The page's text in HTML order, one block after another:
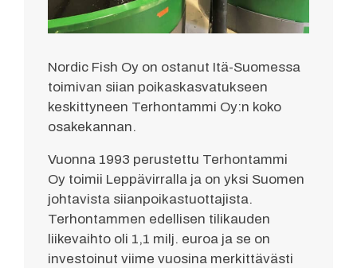
Nordic Fish Oy on ostanut Itä-Suomessa
toimivan siian poikaskasvatukseen
keskittyneen Terhontammi Oy:n koko
osakekannan.
Vuonna 1993 perustettu Terhontammi
Oy toimii Leppävirralla ja on yksi Suomen
johtavista siianpoikastuottajista.
Terhontammen edellisen tilikauden
liikevaihto oli 1,1 milj. euroa ja se on
investoinut viime vuosina merkittävästi